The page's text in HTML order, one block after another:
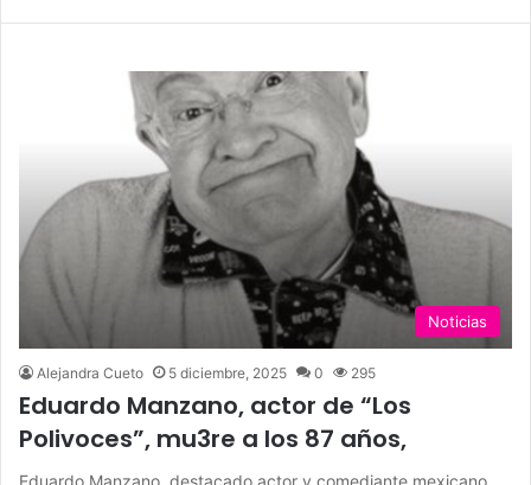
Noticias
Alejandra Cueto 5 diciembre, 2025 0 295
Eduardo Manzano, actor de “Los
Polivoces”, mu3re a los 87 años,